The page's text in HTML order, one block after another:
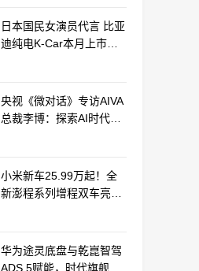
日本国民女演员代言 比亚
迪纯电K-Car本月上市：
央视《微对话》专访AIVA
总裁李博：探索AI时代汽
小米新车25.99万起！全
新澎程系列增程双车亮相
华为途灵底盘与乾崑智驾
ADS 5赋能，时代旗舰